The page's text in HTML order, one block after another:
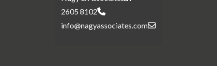
2605 8102
info@nagyassociates.com